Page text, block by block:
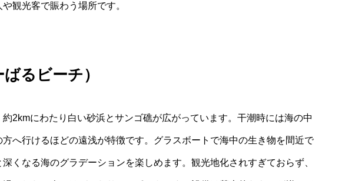
観光客で賑わう場所です。
るビーチ）
2kmにわたり白い砂浜とサンゴ礁が広がっています。干潮時には海の中
へ行けるほどの遠浅が特徴です。グラスボートで海中の生き物を間近で
くなる海のグラデーションを楽しめます。観光地化されすぎておらず、